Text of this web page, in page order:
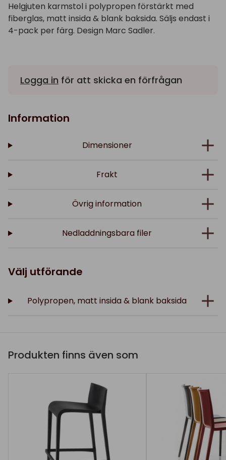
Helgjuten karmstol i polypropen förstärkt med
fiberglas, matt insida & blank baksida. Säljs endast i
4-pack per färg. Design Marc Sadler.
Logga in för att skicka en förfrågan
Information
Dimensioner
Frakt
Övrig information
Nedladdningsbara filer
Välj utförande
Polypropen, matt insida & blank baksida
Produkten finns även som